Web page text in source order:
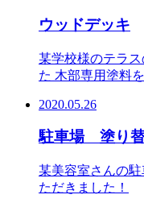
ウッドデッキ
某学校様のテラ
た 木部専用塗料
2020.05.26
駐車場 塗り替
某美容室さんの
ただきました！